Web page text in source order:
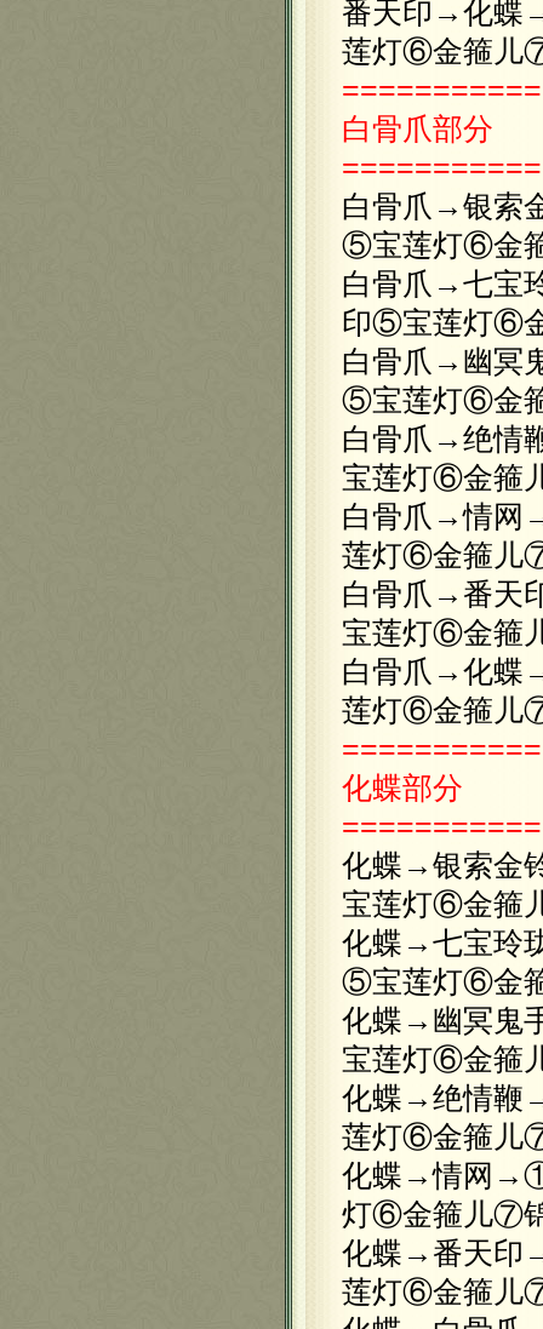
番天印→化
莲灯⑥金箍
白骨爪部分
白骨爪→银索
⑤宝莲灯⑥金
白骨爪→七宝
印⑤宝莲灯⑥
白骨爪→幽冥
⑤宝莲灯⑥金
白骨爪→绝
宝莲灯⑥金箍
白骨爪→情
莲灯⑥金箍儿
白骨爪→番
宝莲灯⑥金箍
白骨爪→化
莲灯⑥金箍儿
化蝶部分
化蝶→银索
宝莲灯⑥金箍
化蝶→七宝玲
⑤宝莲灯⑥金
化蝶→幽冥
宝莲灯⑥金箍
化蝶→绝情
莲灯⑥金箍儿
化蝶→情网
灯⑥金箍儿⑦
化蝶→番天
莲灯⑥金箍儿